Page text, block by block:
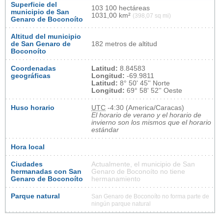
Superficie del
municipio de San
Genaro de Boconoíto
103 100 hectáreas
1031,00 km² (398,07 sq mi)
Altitud del municipio
de San Genaro de
Boconoíto
182 metros de altitud
Coordenadas
geográficas
Latitud: 8.84583
Longitud: -69.9811
Latitud: 8° 50' 45'' Norte
Longitud: 69° 58' 52'' Oeste
Huso horario UTC -4:30 (America/Caracas)
El horario de verano y el horario de
invierno son los mismos que el horario
estándar
Hora local
Ciudades
hermanadas con San
Genaro de Boconoíto
Actualmente, el municipio de San
Genaro de Boconoíto no tiene
hermanamiento
Parque natural
San Genaro de Boconoíto no forma parte de
ningún parque natural